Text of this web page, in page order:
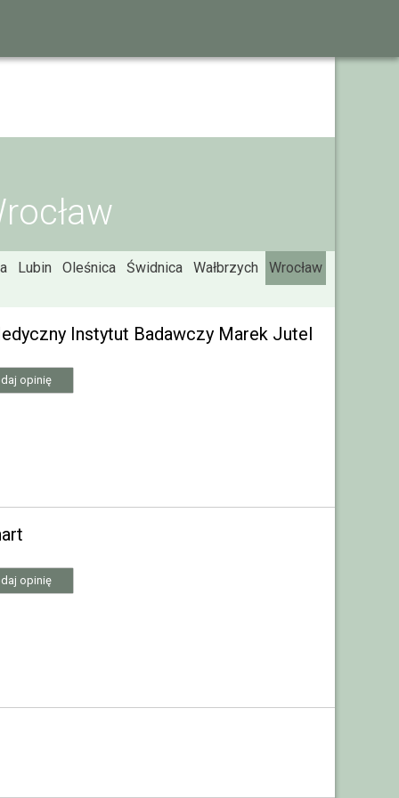
Lubin Oleśnica Świdnica Wałbrzych Wrocław
Instytut Badawczy Marek Jutel
opinię
opinię